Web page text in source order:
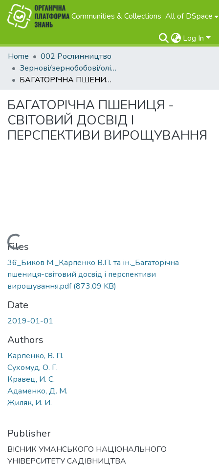
Communities & Collections All of DSpace
Log In
Home
002 Рослинництво
Зернові/зернобобові/олійні
БАГАТОРІЧНА ПШЕНИЦЯ - СВІТОВИЙ ДОСВІД І ПЕРСПЕКТИВИ ВИРОЩУВАННЯ
БАГАТОРІЧНА ПШЕНИЦЯ -
СВІТОВИЙ ДОСВІД І
ПЕРСПЕКТИВИ ВИРОЩУВАННЯ
Loading...
Files
36_Биков М._Карпенко В.П. та ін._Багаторічна
пшениця-світовий досвід і перспективи
вирощування.pdf(873.09 KB)
Date
2019-01-01
Authors
Карпенко, В. П.
Сухомуд, О. Г.
Кравец, И. С.
Адаменко, Д. М.
Жиляк, И. И.
Publisher
ВІСНИК УМАНСЬКОГО НАЦІОНАЛЬНОГО
УНІВЕРСИТЕТУ САДІВНИЦТВА